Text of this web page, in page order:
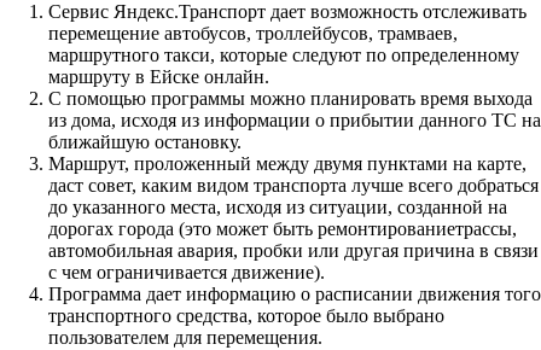
Сервис Яндекс.Транспорт дает возможность отслеживать
перемещение автобусов, троллейбусов, трамваев,
маршрутного такси, которые следуют по определенному
маршруту в Ейске онлайн.
С помощью программы можно планировать время выхода
из дома, исходя из информации о прибытии данного ТС на
ближайшую остановку.
Маршрут, проложенный между двумя пунктами на карте,
даст совет, каким видом транспорта лучше всего добраться
до указанного места, исходя из ситуации, созданной на
дорогах города (это может быть ремонтированиетрассы,
автомобильная авария, пробки или другая причина в связи
с чем ограничивается движение).
Программа дает информацию о расписании движения того
транспортного средства, которое было выбрано
пользователем для перемещения.